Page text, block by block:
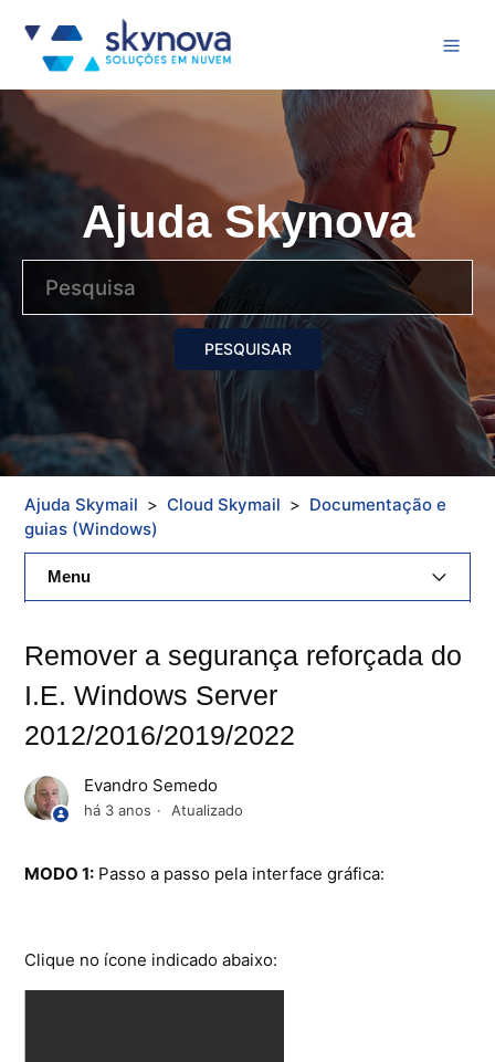
Ajuda Skynova
Ajuda Skymail Cloud Skymail
Documentação e
guias (Windows)
Menu
Hospedagem De Sites
Painel De Controle
Skybox
Microsoft 365
Remover a segurança reforçada do
I.E. Windows Server
2012/2016/2019/2022
Evandro Semedo
há 3 anos Atualizado
MODO 1: Passo a passo pela interface gráfica:
Clique no ícone indicado abaixo: